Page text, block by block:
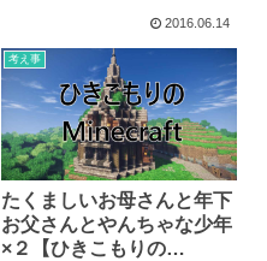
2016.06.14
考え事
たくましいお母さんと年下
お父さんとやんちゃな少年
×２【ひきこもりの